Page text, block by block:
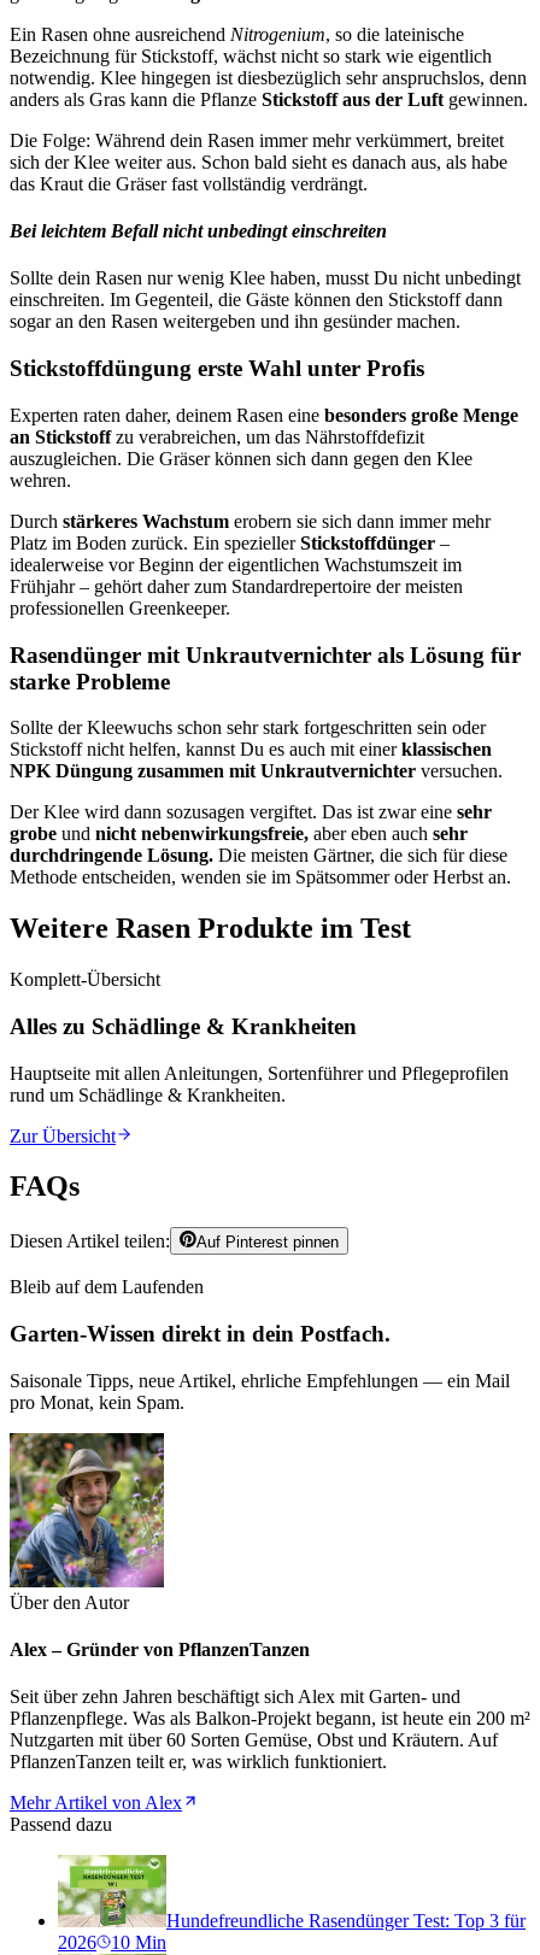
Ein Rasen ohne ausreichend Nitrogenium, so die lateinische
Bezeichnung für Stickstoff, wächst nicht so stark wie eigentlich
notwendig. Klee hingegen ist diesbezüglich sehr anspruchslos, denn
anders als Gras kann die Pflanze Stickstoff aus der Luft gewinnen.
Die Folge: Während dein Rasen immer mehr verkümmert, breitet
sich der Klee weiter aus. Schon bald sieht es danach aus, als habe
das Kraut die Gräser fast vollständig verdrängt.
Bei leichtem Befall nicht unbedingt einschreiten
Sollte dein Rasen nur wenig Klee haben, musst Du nicht unbedingt
einschreiten. Im Gegenteil, die Gäste können den Stickstoff dann
sogar an den Rasen weitergeben und ihn gesünder machen.
Stickstoffdüngung erste Wahl unter Profis
Experten raten daher, deinem Rasen eine besonders große Menge
an Stickstoffzu verabreichen, um das Nährstoffdefizit
auszugleichen. Die Gräser können sich dann gegen den Klee
wehren.
Durch stärkeres Wachstum erobern sie sich dann immer mehr
Platz im Boden zurück. Ein speziellerStickstoffdünger –
idealerweise vor Beginn der eigentlichen Wachstumszeit im
Frühjahr – gehört daher zum Standardrepertoire der meisten
professionellen Greenkeeper.
Rasendünger mit Unkrautvernichter als Lösung für
starke Probleme
Sollte der Kleewuchs schon sehr stark fortgeschritten sein oder
Stickstoff nicht helfen, kannst Du es auch mit einerklassischen
NPK Düngung zusammen mit Unkrautvernichter versuchen.
Der Klee wird dann sozusagen vergiftet. Das ist zwar eine sehr
grobe und nicht nebenwirkungsfreie, aber eben auch sehr
durchdringende Lösung. Die meisten Gärtner, die sich für diese
Methode entscheiden, wenden sie im Spätsommer oder Herbst an.
Weitere Rasen Produkte im Test
Komplett-Übersicht
Alles zu Schädlinge & Krankheiten
Hauptseite mit allen Anleitungen, Sortenführer und Pflegeprofilen
rund um Schädlinge & Krankheiten.
Zur Übersicht
FAQs
Diesen Artikel teilen: Auf Pinterest pinnen
Bleib auf dem Laufenden
Garten-Wissen direkt in dein Postfach.
Saisonale Tipps, neue Artikel, ehrliche Empfehlungen — ein Mail
pro Monat, kein Spam.
Über den Autor
Alex – Gründer von PflanzenTanzen
Seit über zehn Jahren beschäftigt sich Alex mit Garten- und
Pflanzenpflege. Was als Balkon-Projekt begann, ist heute ein 200 m²
Nutzgarten mit über 60 Sorten Gemüse, Obst und Kräutern. Auf
PflanzenTanzen teilt er, was wirklich funktioniert.
Mehr Artikel von Alex
Passend dazu
Hundefreundliche Rasendünger Test: Top 3 für
2026
10 Min